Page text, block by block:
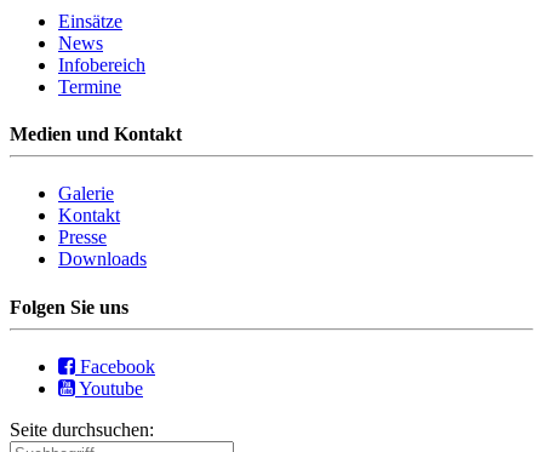
Einsätze
News
Infobereich
Termine
Medien und Kontakt
Galerie
Kontakt
Presse
Downloads
Folgen Sie uns
Facebook
Youtube
Seite durchsuchen: